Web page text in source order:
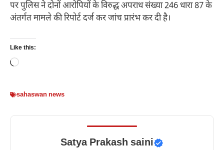
पर पुलिस ने दोनों आरोपियों के विरुद्ध अपराध संख्या 246 धारा 87 के
अंतर्गत मामले की रिपोर्ट दर्ज कर जांच प्रारंभ कर दी है।
Like this:
Loading…
sahaswan news
Satya Prakash saini